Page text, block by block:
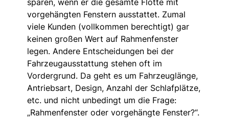
vorgehängten Fenstern ausstattet. Zumal
viele Kunden (vollkommen berechtigt) gar
keinen großen Wert auf Rahmenfenster
legen. Andere Entscheidungen bei der
Fahrzeugausstattung stehen oft im
Vordergrund. Da geht es um Fahrzeuglänge,
Antriebsart, Design, Anzahl der Schlafplätze,
etc. und nicht unbedingt um die Frage:
„Rahmenfenster oder vorgehängte Fenster?“.